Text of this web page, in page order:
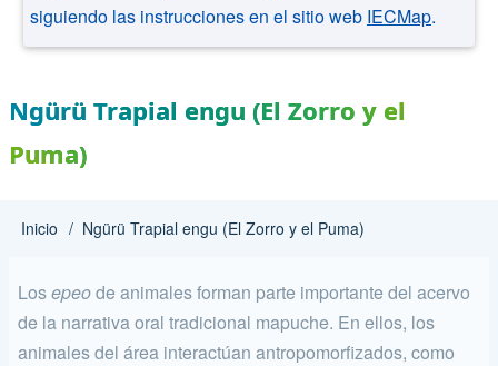
siguiendo las instrucciones en el sitio web IECMap.
Ngürü Trapial engu (El Zorro y el
Puma)
Ruta
navegación
Inicio Ngürü Trapial engu (El Zorro y el Puma)
Losepeode animales forman parte importante del acervo
de la na­rrativa oral tradicional mapuche. En ellos, los
animales del área inte­ractúan antropomorfizados, como